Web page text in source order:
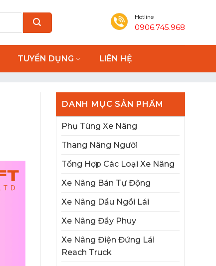
Hotline
0906.745.968
TUYỂN DỤNG LIÊN HỆ
DANH MỤC SẢN PHẨM
Phụ Tùng Xe Nâng
Thang Nâng Người
Tổng Hợp Các Loại Xe Nâng
Xe Nâng Bán Tự Động
Xe Nâng Dầu Ngồi Lái
Xe Nâng Đẩy Phuy
Xe Nâng Điện Đứng Lái
Reach Truck